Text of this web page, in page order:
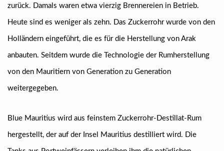
zurück. Damals waren etwa vierzig Brennereien in Betrieb.
Heute sind es weniger als zehn. Das Zuckerrohr wurde von den
Holländern eingeführt, die es für die Herstellung von Arak
anbauten. Seitdem wurde die Technologie der Rumherstellung
von den Mauritiern von Generation zu Generation
weitergegeben.
Blue Mauritius wird aus feinstem Zuckerrohr-Destillat-Rum
hergestellt, der auf der Insel Mauritius destilliert wird. Die